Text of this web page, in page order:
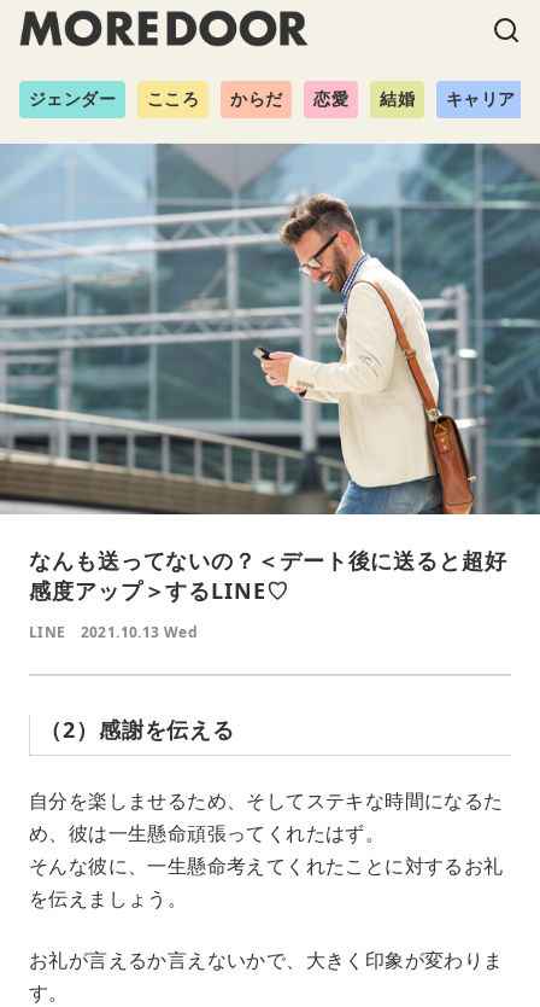
ジェンダー こころ からだ 恋愛 結婚 キャリア
なんも送ってないの？＜デート後に送ると超好
感度アップ＞するLINE♡
LINE 2021.10.13 Wed
（2）感謝を伝える
自分を楽しませるため、そしてステキな時間になるた
め、彼は一生懸命頑張ってくれたはず。
そんな彼に、一生懸命考えてくれたことに対するお礼
を伝えましょう。
お礼が言えるか言えないかで、大きく印象が変わりま
す。